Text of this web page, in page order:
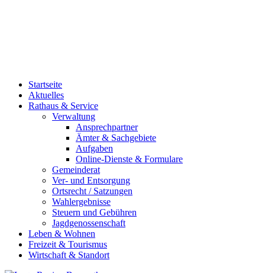
Startseite
Aktuelles
Rathaus & Service
Verwaltung
Ansprechpartner
Ämter & Sachgebiete
Aufgaben
Online-Dienste & Formulare
Gemeinderat
Ver- und Entsorgung
Ortsrecht / Satzungen
Wahlergebnisse
Steuern und Gebühren
Jagdgenossenschaft
Leben & Wohnen
Freizeit & Tourismus
Wirtschaft & Standort